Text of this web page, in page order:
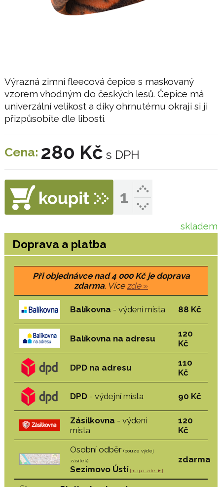
Výrazná zimní fleecová čepice s maskovaný
vzorem vhodným do českých lesů. Čepice má
univerzální velikost a díky ohrnutému okraji si ji
přizpůsobíte dle libosti.
Cena: 280 Kč s DPH
skladem
Doprava a platba
Při objednávce nad 4 000 Kč je doprava
zdarma. Vícezde »
Balíkovna - výdení místa 88 Kč
Balíkovna na adresu
120
Kč
DPD na adresu
110
Kč
DPD - výdejní místa 90 Kč
Zásilkovna - výdení
místa
120
Kč
Osobní odběr (pouze výdej
zásilek)
Sezimovo Ústí [mapa zde ►]
zdarma